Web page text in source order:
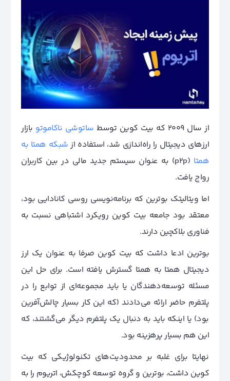
از سال 2009 که بیت کوین توسط ساتوشی ناکاموتو بازار
ارزهای دیجیتال را راه‌اندازی شد، استفاده از شبکه همتا به
همتا
(p2p) به عنوان سیستم جدید مالی در بین کاربران
رواج یافت.
اما ویتالیتک بوترین که برنامه‌نویسی روسی کانادایی بود،
معتقد بود جامعه بیت کوین رویکرد اشتباهی نسبت به
فناوری بلاکچین دارند.
بوترین ادعا داشت که بیت کوین صرفا به عنوان یک ارز
دیجیتال همتا به همتا گسترش یافته است. برای حل این
مسئله توسعه‌دهندگان یا باید مجموعه‌ای از توابع را در
پلتفرم حاضر ارائه می‌دادند (که این کار بسیار چالش‌آفرین
بود) یا اینکه باید به دنبال یک پلتفرم دیگر می‌گشتند، که
این هم بسیار پرهزینه بود.
نهایتا برای غلبه بر محدودیت‌های تکنولوژیکی که بیت
کوین داشت، بوترین و گروه توسعه کوچکش، اتریوم را به